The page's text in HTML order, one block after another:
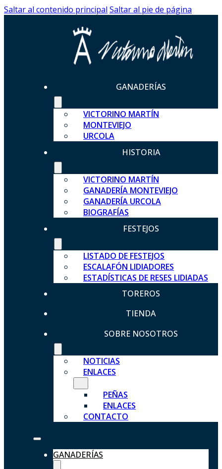
Saltar al contenido principal Saltar al pie de página
GANADERÍAS
VICTORINO MARTÍN
MONTEVIEJO
URCOLA
HISTORIA
VICTORINO MARTÍN
GANADERÍA MONTEVIEJO
GANADERÍA URCOLA
BIOGRAFÍAS
FESTEJOS
LISTADO DE FESTEJOS
ESCALAFÓN LIDIADORES
ESTADÍSTICAS DE RESES LIDIADAS
TOREROS
TIENDA
SOBRE NOSOTROS
NOTICIAS
ENLACES
PEÑAS
ENLACES
CONTACTO
GANADERÍAS